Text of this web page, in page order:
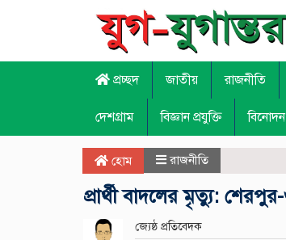
প্রচ্ছদ জাতীয় রাজনীতি
দেশগ্রাম বিজ্ঞান প্রযুক্তি বিনোদন
হোম রাজনীতি
প্রার্থী বাদলের মৃত্যু:
জ্যেষ্ঠ প্রতিবেদক